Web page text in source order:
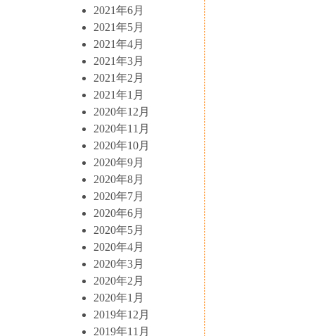
2021年6月
2021年5月
2021年4月
2021年3月
2021年2月
2021年1月
2020年12月
2020年11月
2020年10月
2020年9月
2020年8月
2020年7月
2020年6月
2020年5月
2020年4月
2020年3月
2020年2月
2020年1月
2019年12月
2019年11月